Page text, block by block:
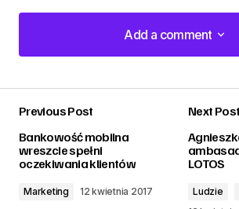
Add a comment
Add a comment
Previous Post
Bankowość mobilna
wreszcie spełni
oczekiwania klientów
Marketing 12 kwietnia 2017
Next Post
LOTOS
Ludzie